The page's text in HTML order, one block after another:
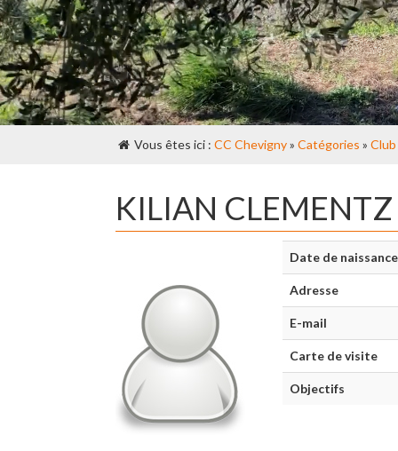
Vous êtes ici : CC Chevigny» Catégories » Club
KILIAN CLEMENTZ
Date de naissance
Adresse
E-mail
Carte de visite
Objectifs